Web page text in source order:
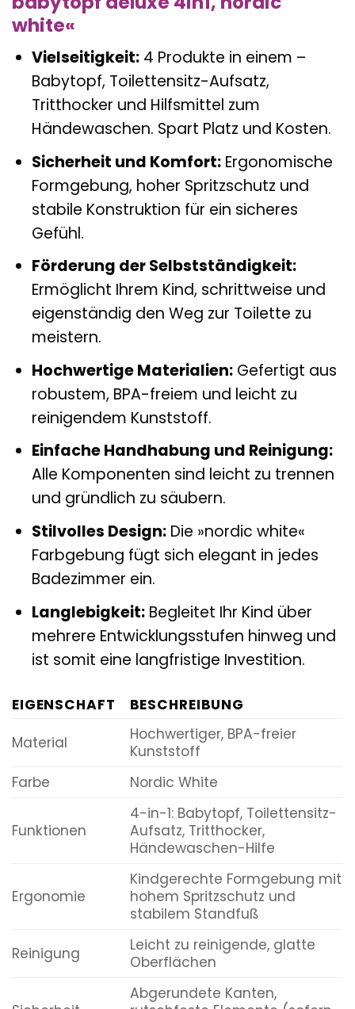
white«
Vielseitigkeit:4 Produkte in einem –
Babytopf, Toilettensitz-Aufsatz,
Tritthocker und Hilfsmittel zum
Händewaschen. Spart Platz und Kosten.
Sicherheit und Komfort:Ergonomische
Formgebung, hoher Spritzschutz und
stabile Konstruktion für ein sicheres
Gefühl.
Förderung der Selbstständigkeit:
Ermöglicht Ihrem Kind, schrittweise und
eigenständig den Weg zur Toilette zu
meistern.
Hochwertige Materialien:Gefertigt aus
robustem, BPA-freiem und leicht zu
reinigendem Kunststoff.
Einfache Handhabung und Reinigung:
Alle Komponenten sind leicht zu trennen
und gründlich zu säubern.
Stilvolles Design:Die »nordic white«
Farbgebung fügt sich elegant in jedes
Badezimmer ein.
Langlebigkeit:Begleitet Ihr Kind über
mehrere Entwicklungsstufen hinweg und
ist somit eine langfristige Investition.
EIGENSCHAFT
BESCHREIBUNG
Material
Hochwertiger, BPA-freier
Kunststoff
Farbe
Nordic White
Funktionen
4-in-1: Babytopf, Toilettensitz-
Aufsatz, Tritthocker,
Händewaschen-Hilfe
Ergonomie
Kindgerechte Formgebung mit
hohem Spritzschutz und
stabilem Standfuß
Reinigung
Leicht zu reinigende, glatte
Oberflächen
Abgerundete Kanten,